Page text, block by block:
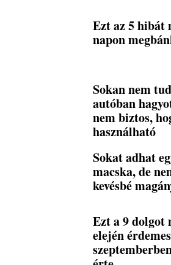
Ezt az 5 hibát
napon
Sokan nem
autóban
nem biztos,
használható
Sokat adhat
macska, de
kevésbé
Ezt a 9 dolgot
elején